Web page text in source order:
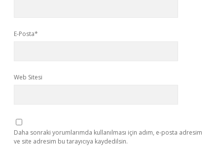
E-Posta*
Web Sitesi
Daha sonraki yorumlarımda kullanılması için adım, e-posta adresim
ve site adresim bu tarayıcıya kaydedilsin.